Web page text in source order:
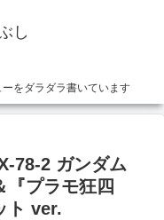
し
をダラダラ書いています
78-2 ガンダム
『プラモ狂四
ト ver.